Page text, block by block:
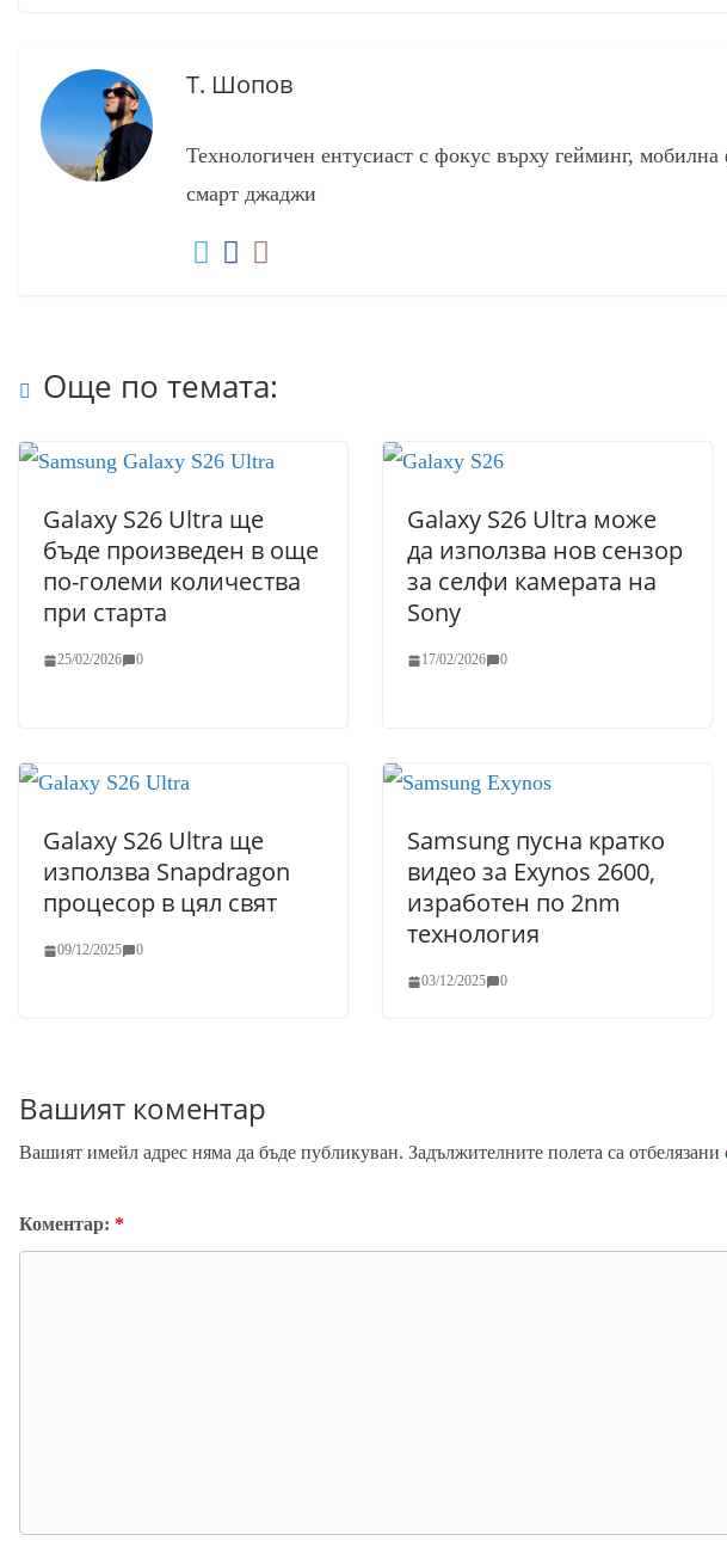
Т. Шопов
Технологичен ентусиаст с фокус върху гейминг,
смарт джаджи
Още по темата:
Galaxy S26 Ultra ще
бъде произведен в още
по-големи количества
при старта
25/02/2026 0
Galaxy S26 Ultra може
да използва нов сензор
за селфи камерата на
Sony
17/02/2026 0
Galaxy S26 Ultra ще
използва Snapdragon
процесор в цял свят
09/12/2025 0
Samsung пусна кратко
видео за Exynos 2600,
изработен по 2nm
технология
03/12/2025 0
Вашият коментар
Вашият имейл адрес няма да бъде публикуван. Задължителните полета са отбелязани
Коментар: *